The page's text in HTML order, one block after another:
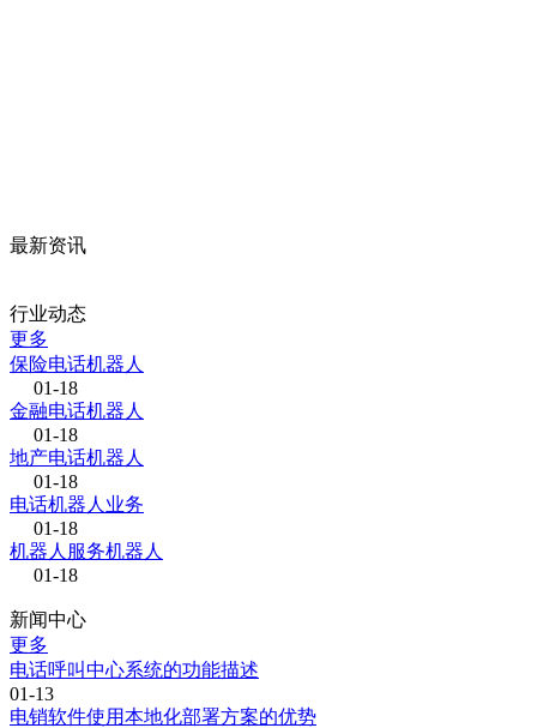
最新资讯
行业动态
更多
保险电话机器人
01-18
金融电话机器人
01-18
地产电话机器人
01-18
电话机器人业务
01-18
机器人服务机器人
01-18
新闻中心
更多
电话呼叫中心系统的功能描述
01-13
电销软件使用本地化部署方案的优势